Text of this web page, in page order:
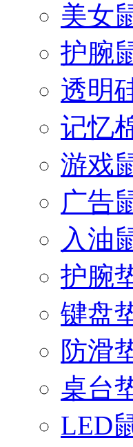
美女
护腕
透明
记忆
游戏
广告
入油
护腕
键盘
防滑
桌台
LED